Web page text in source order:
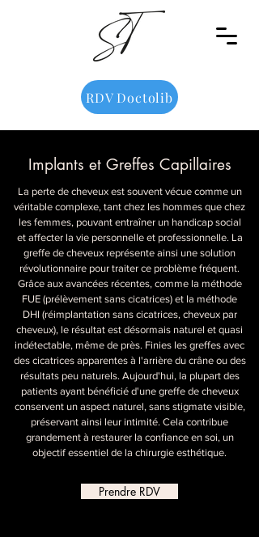
RDV Doctolib
Implants et Greffes Capillaires
La perte de cheveux est souvent vécue comme un
véritable complexe, tant chez les hommes que chez
les femmes, pouvant entraîner un handicap social
et affecter la vie personnelle et professionnelle. La
greffe de cheveux représente ainsi une solution
révolutionnaire pour traiter ce problème fréquent.
Grâce aux avancées récentes, comme la méthode
FUE (prélèvement sans cicatrices) et la méthode
DHI (réimplantation sans cicatrices, cheveux par
cheveux), le résultat est désormais naturel et quasi
indétectable, même de près. Finies les greffes avec
des cicatrices apparentes à l'arrière du crâne ou des
résultats peu naturels. Aujourd'hui, la plupart des
patients ayant bénéficié d'une greffe de cheveux
conservent un aspect naturel, sans stigmate visible,
préservant ainsi leur intimité. Cela contribue
grandement à restaurer la confiance en soi, un
objectif essentiel de la chirurgie esthétique.
Prendre RDV